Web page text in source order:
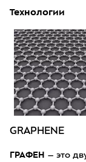
Технологии
GRAPHENE
ГРАФЕН – это